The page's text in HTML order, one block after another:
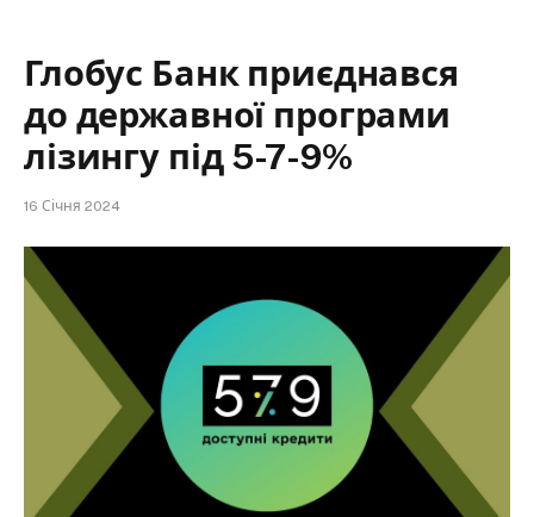
Глобус Банк приєднався
до державної програми
лізингу під 5-7-9%
16 Січня 2024